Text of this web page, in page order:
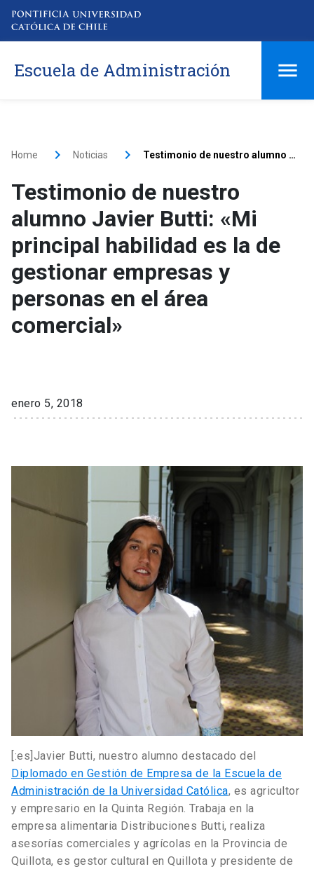
Escuela de Administración
Home Noticias Testimonio de nuestro alumno Javier Butti: «Mi principal habilidad es la de gestionar empresas y personas en el área comercial»
Testimonio de nuestro
alumno Javier Butti: «Mi
principal habilidad es la de
gestionar empresas y
personas en el área
comercial»
enero 5, 2018
[:es]Javier Butti, nuestro alumno destacado del
Diplomado en Gestión de Empresa de la Escuela de
Administración de la Universidad Católica, es agricultor
y empresario en la Quinta Región. Trabaja en la
empresa alimentaria Distribuciones Butti, realiza
asesorías comerciales y agrícolas en la Provincia de
Quillota, es gestor cultural en Quillota y presidente de